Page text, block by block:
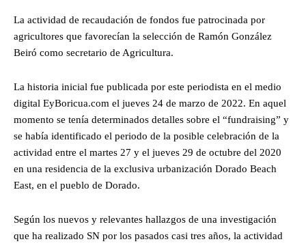
La actividad de recaudación de fondos fue patrocinada por
agricultores que favorecían la selección de Ramón González
Beiró como secretario de Agricultura.
La historia inicial fue publicada por este periodista en el medio
digital EyBoricua.com el jueves 24 de marzo de 2022. En aquel
momento se tenía determinados detalles sobre el “fundraising” y
se había identificado el periodo de la posible celebración de la
actividad entre el martes 27 y el jueves 29 de octubre del 2020
en una residencia de la exclusiva urbanización Dorado Beach
East, en el pueblo de Dorado.
Según los nuevos y relevantes hallazgos de una investigación
que ha realizado SN por los pasados casi tres años, la actividad